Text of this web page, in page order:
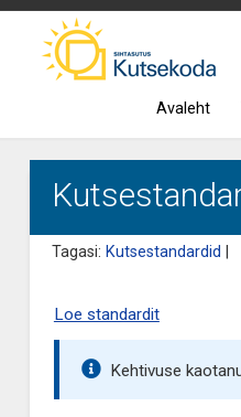
Avaleht
Tagasi: Kutsestandardid
Loe standardit
Kehtivuse